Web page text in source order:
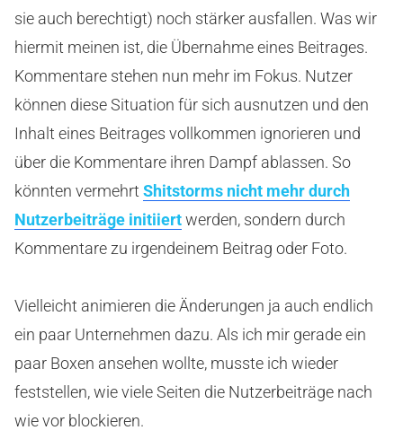
sie auch berechtigt) noch stärker ausfallen. Was wir
hiermit meinen ist, die Übernahme eines Beitrages.
Kommentare stehen nun mehr im Fokus. Nutzer
können diese Situation für sich ausnutzen und den
Inhalt eines Beitrages vollkommen ignorieren und
über die Kommentare ihren Dampf ablassen. So
könnten vermehrt Shitstorms nicht mehr durch
Nutzerbeiträge initiiertwerden, sondern durch
Kommentare zu irgendeinem Beitrag oder Foto.
Vielleicht animieren die Änderungen ja auch endlich
ein paar Unternehmen dazu. Als ich mir gerade ein
paar Boxen ansehen wollte, musste ich wieder
feststellen, wie viele Seiten die Nutzerbeiträge nach
wie vor blockieren.